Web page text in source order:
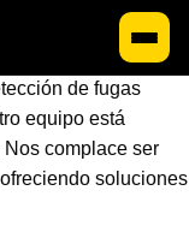
con servicios
de fugas
equipo está
complace ser
soluciones